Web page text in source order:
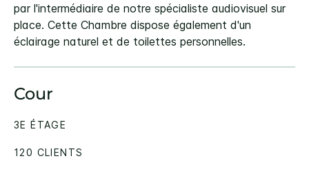
par l'intermédiaire de notre spécialiste audiovisuel sur
place. Cette Chambre dispose également d'un
éclairage naturel et de toilettes personnelles.
Cour
3E ÉTAGE
120 CLIENTS